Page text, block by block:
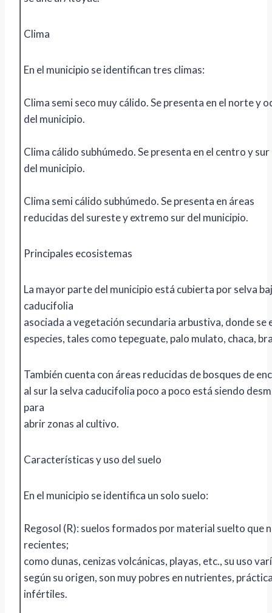
Clima
En el municipio se identifican tres climas:
Clima semi seco muy cálido. Se presenta en el norte y
del municipio.
Clima cálido subhúmedo. Se presenta en el centro y sur
del municipio.
Clima semi cálido subhúmedo. Se presenta en áreas
reducidas del sureste y extremo sur del municipio.
Principales ecosistemas
La mayor parte del municipio está cubierta por selva
caducifolia
asociada a vegetación secundaria arbustiva, donde se
especies, tales como tepeguate, palo mulato, chaca,
También cuenta con áreas reducidas de bosques de
al sur la selva caducifolia poco a poco está siendo
para
abrir zonas al cultivo.
Características y uso del suelo
En el municipio se identifica un solo suelo:
Regosol (R): suelos formados por material suelto que
recientes;
como dunas, cenizas volcánicas, playas, etc., su uso
según su origen, son muy pobres en nutrientes,
infértiles.